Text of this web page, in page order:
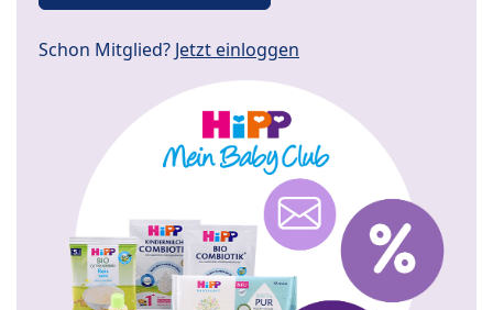
Schon Mitglied? Jetzt einloggen